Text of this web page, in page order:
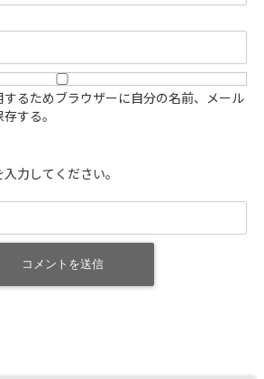
るためブラウザーに自分の名前、メール
する。
力してください。